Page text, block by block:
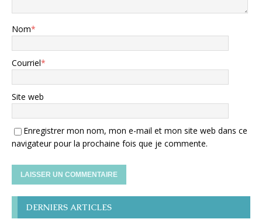
Nom*
Courriel*
Site web
Enregistrer mon nom, mon e-mail et mon site web dans ce
navigateur pour la prochaine fois que je commente.
DERNIERS ARTICLES